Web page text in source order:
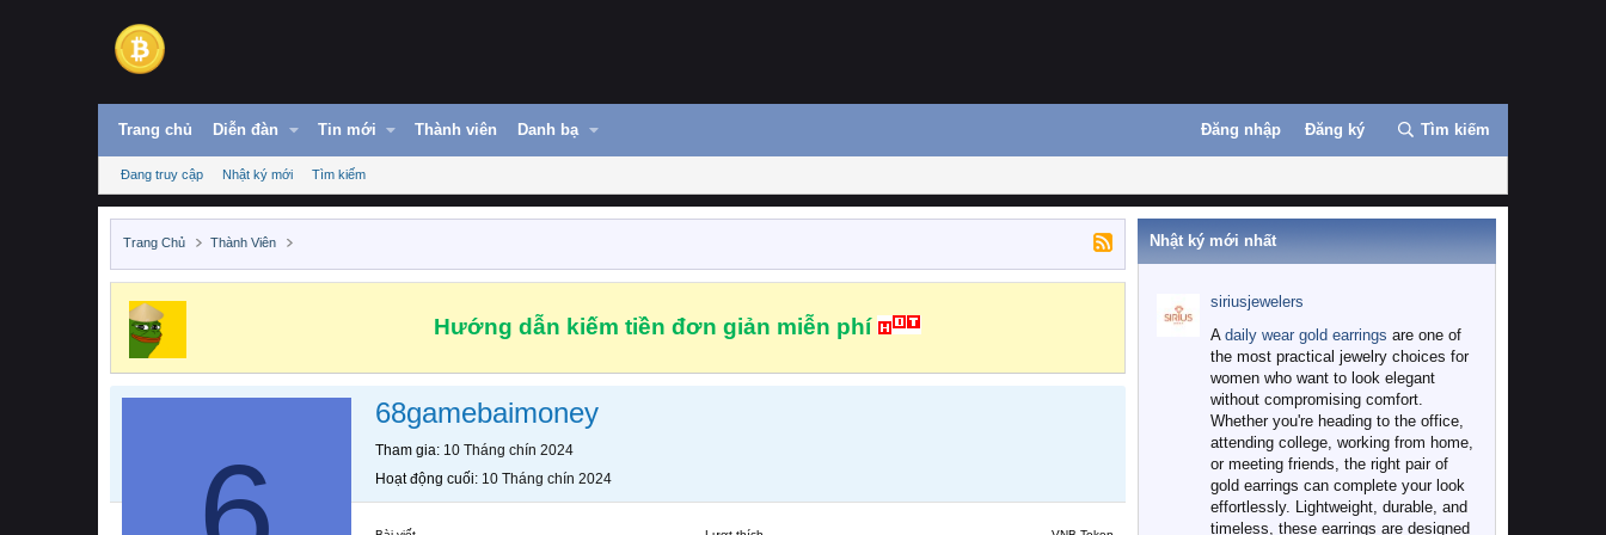
Trang chủ Diễn đàn Tin mới Thành viên Danh bạ Đăng nhập Đăng ký Tìm kiếm
Đang truy cập Nhật ký mới Tìm kiếm
Trang Chủ Thành Viên
Hướng dẫn kiếm tiền đơn giản miễn phí
68gamebaimoney
Tham gia 10 Tháng chín 2024
Hoạt động cuối 10 Tháng chín 2024
Nhật ký mới nhất
siriusjewelers
A daily wear gold earrings are one of
the most practical jewelry choices for
women who want to look elegant
without compromising comfort.
Whether you're heading to the office,
attending college, working from home,
or meeting friends, the right pair of
gold earrings can complete your look
effortlessly. Lightweight, durable, and
timeless, these earrings are designed